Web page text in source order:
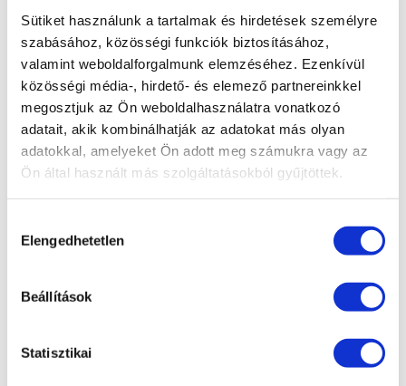
Sütiket használunk a tartalmak és hirdetések személyre
szabásához, közösségi funkciók biztosításához,
valamint weboldalforgalmunk elemzéséhez. Ezenkívül
közösségi média-, hirdető- és elemező partnereinkkel
megosztjuk az Ön weboldalhasználatra vonatkozó
adatait, akik kombinálhatják az adatokat más olyan
adatokkal, amelyeket Ön adott meg számukra vagy az
Ön által használt más szolgáltatásokból gyűjtöttek.
kiválasztása
Elengedhetetlen
Beállítások
Statisztikai
LEGUTÓBBI BEJEGYZÉSEK
„Trónok harca” a családi vállalatokban – Irodánk
előadása a PP Konferencián
Előadás a Cseh-Magyar Üzleti Klubban
Partner ügyvédünk is részt vett a svéd–magyar
üzleti kapcsolatok fennállásának 30. évfordulója
Irodavezetőnk, dr. Illés Ádám előadóként vett
Befektetési Jogi Fórumon